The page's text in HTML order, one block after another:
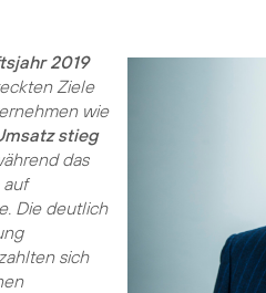
2019
Ziele
wie
stieg
das
auf
Die deutlich
sich